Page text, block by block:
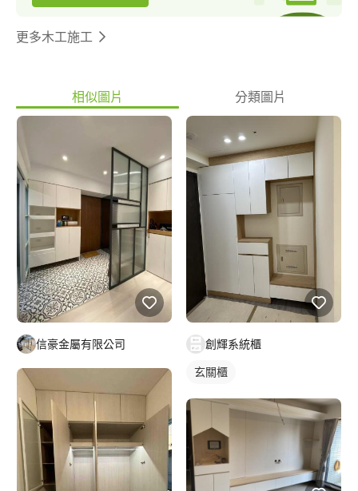
更多木工施工
相似圖片 分類圖片
信豪金屬有限公司 創輝系統櫃
玄關櫃